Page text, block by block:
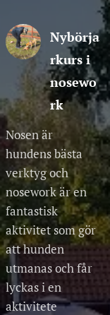
Nybörja
rkurs i
nosewo
rk
Nosen är
hundens bästa
verktyg och
nosework är en
fantastisk
aktivitet som gör
att hunden
utmanas och får
lyckas i en
aktivitete